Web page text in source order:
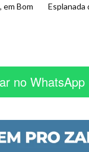
em Bom
Esplanada
no WhatsApp